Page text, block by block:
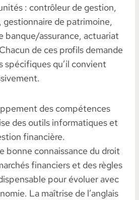
: contrôleur de gestion,
gestionnaire de patrimoine,
banque/assurance, actuariat
de ces profils demande
spécifiques qu’il convient
des compétences
des outils informatiques et
financière.
bonne connaissance du droit
financiers et des règles
pour évoluer avec
La maîtrise de l’anglais